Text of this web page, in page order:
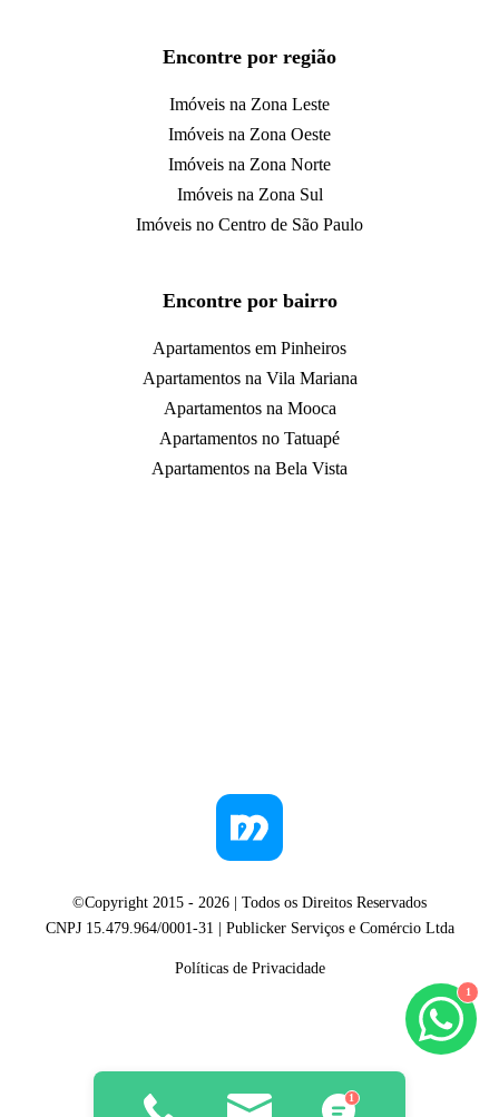
1
1
Encontre por região
Imóveis na Zona Leste
Imóveis na Zona Oeste
Imóveis na Zona Norte
Imóveis na Zona Sul
Imóveis no Centro de São Paulo
Encontre por bairro
Apartamentos em Pinheiros
Apartamentos na Vila Mariana
Apartamentos na Mooca
Apartamentos no Tatuapé
Apartamentos na Bela Vista
©Copyright 2015 - 2026 | Todos os Direitos Reservados
CNPJ 15.479.964/0001-31 | Publicker Serviços e Comércio Ltda
Políticas de Privacidade